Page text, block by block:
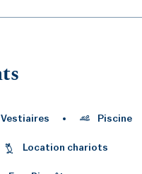
Vestiaires Piscine
Location chariots